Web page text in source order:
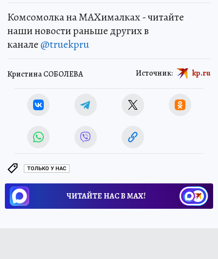
Комсомолка на MAXималках - читайте
наши новости раньше других в
канале @truekpru
Кристина СОБОЛЕВА Источник: kp.ru
ТОЛЬКО У НАС
ЧИТАЙТЕ НАС В МАХ!